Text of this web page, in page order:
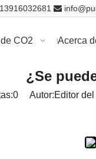

CO2 Acerca
¿Se
0Autor:Editor del